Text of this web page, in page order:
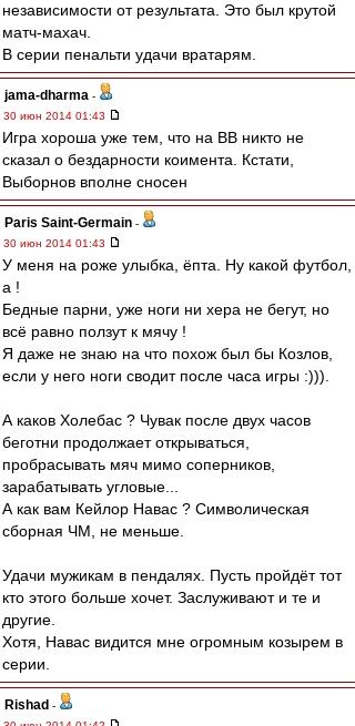
независимости от результата. Это был крутой
матч-махач.
В серии пенальти удачи вратарям.
jama-dharma -
30 июн 2014 01:43
Игра хороша уже тем, что на ВВ никто не
сказал о бездарности коимента. Кстати,
Выборнов вполне сносен
Paris Saint-Germain -
30 июн 2014 01:43
У меня на роже улыбка, ёпта. Ну какой футбол,
а !
Бедные парни, уже ноги ни хера не бегут, но
всё равно ползут к мячу !
Я даже не знаю на что похож был бы Козлов,
если у него ноги сводит после часа игры :))).
А каков Холебас ? Чувак после двух часов
беготни продолжает открываться,
пробрасывать мяч мимо соперников,
зарабатывать угловые...
А как вам Кейлор Навас ? Символическая
сборная ЧМ, не меньше.
Удачи мужикам в пендалях. Пусть пройдёт тот
кто этого больше хочет. Заслуживают и те и
другие.
Хотя, Навас видится мне огромным козырем в
серии.
Rishad -